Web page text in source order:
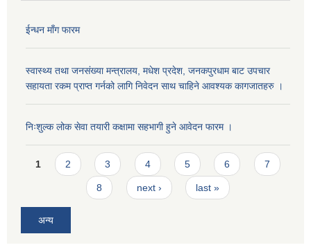
ईन्धन माँग फारम
स्वास्थ्य तथा जनसंख्या मन्त्रालय, मधेश प्रदेश, जनकपुरधाम बाट उपचार
सहायता रकम प्राप्त गर्नको लागि निवेदन साथ चाहिने आवश्यक कागजातहरु ।
निःशुल्क लोक सेवा तयारी कक्षामा सहभागी हुने आवेदन फारम ।
Pages
1 2 3 4 5 6 7
8 next › last »
अन्य